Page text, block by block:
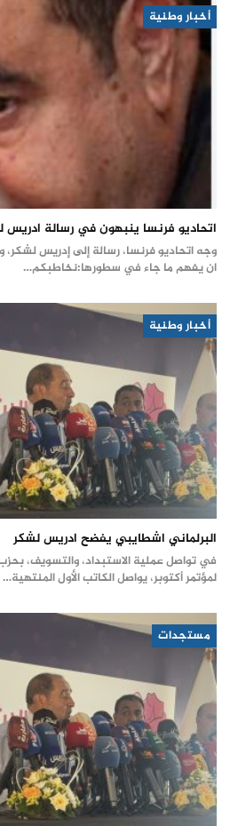
أخبار وطنية
اتحاديو فرنسا ينبهون في رسالة ادريس
وجه اتحاديو فرنسا، رسالة إلى إدريس لشكر،
ان يفهم ما جاء في سطورها:نخاطبكم…
أخبار وطنية
البرلماني اشطايبي يفضح ادريس لشكر
في تواصل عملية الاستبداد، والتسويف، بحزب
لمؤتمر أكتوبر، يواصل الكاتب الأول المنتهية…
مستجدات